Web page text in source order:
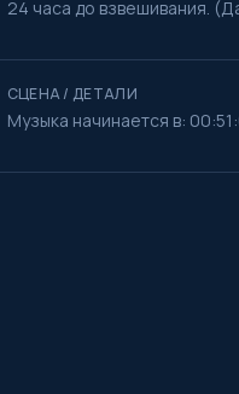
24 часа до взвешивания.
СЦЕНА / ДЕТАЛИ
Музыка начинается в: